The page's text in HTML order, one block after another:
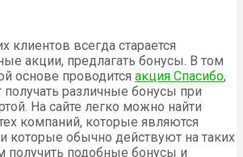
клиентов всегда старается
акции, предлагать бонусы. В том
основе проводится акция Спасибо,
получать различные бонусы при
На сайте легко можно найти
компаний, которые являются
которые обычно действуют на таких
получить подобные бонусы и